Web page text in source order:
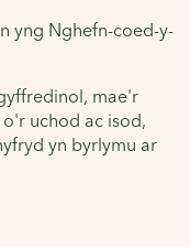
yng Nghefn-coed-y-
mae'r
uchod ac isod,
yn byrlymu ar